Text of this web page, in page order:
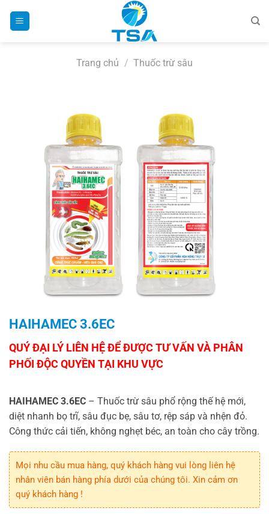
Trang chủ / Thuốc trừ sâu
HAIHAMEC 3.6EC
HAIHAMEC 3.6EC – Thuốc trừ sâu phổ rộng thế hệ mới,
diệt nhanh bọ trĩ, sâu đục bẹ, sâu tơ, rệp sáp và nhện đỏ.
Công thức cải tiến, không nghẹt béc, an toàn cho cây trồng.
Mọi nhu cầu mua hàng, quý khách hàng vui lòng liên hệ
nhân viên bán hàng phía dưới của chúng tôi. Xin cảm ơn
quý khách hàng !